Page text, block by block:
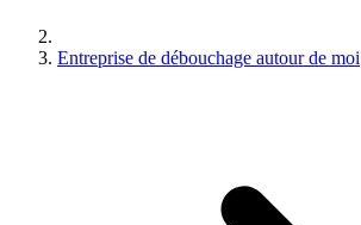
Entreprise de débouchage autour de moi